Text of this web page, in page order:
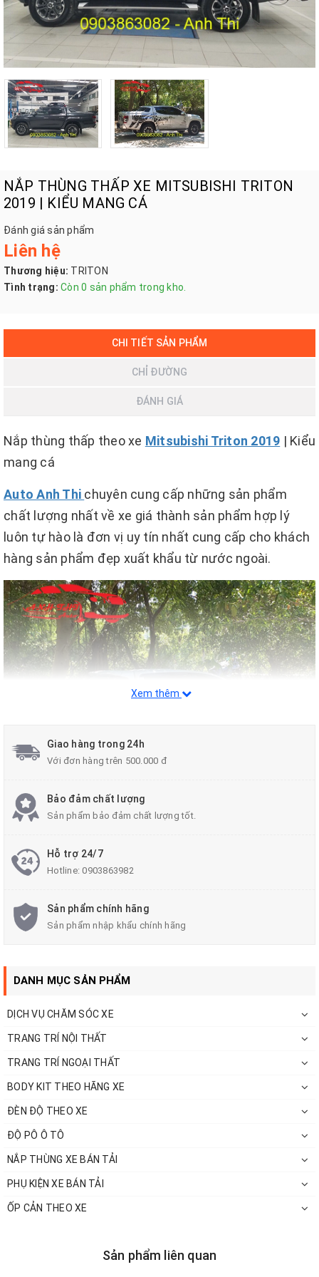
NẮP THÙNG THẤP XE MITSUBISHI TRITON
2019 | KIỂU MANG CÁ
Đánh giá sản phẩm
Liên hệ
Thương hiệu: TRITON
Tình trạng: Còn 0 sản phẩm trong kho.
CHI TIẾT SẢN PHẨM
CHỈ ĐƯỜNG
ĐÁNH GIÁ
Nắp thùng thấp theo xe Mitsubishi Triton 2019 | Kiểu
mang cá
Auto Anh Thi chuyên cung cấp những sản phẩm
chất lượng nhất về xe giá thành sản phẩm hợp lý
luôn tự hào là đơn vị uy tín nhất cung cấp cho khách
hàng sản phẩm đẹp xuất khẩu từ nước ngoài.
phong cách mạnh mẽ của mình, luôn là sự lựa chọn độc đáo và
khác biệt của mọi khách hàng khi đến với Auto Anh Thi.
------
Dán film cách nhiệt
Phủ gầm bảo vệ xe
Xem thêm
Giao hàng trong 24h
Với đơn hàng trên 500.000 đ
Bảo đảm chất lượng
Sản phẩm bảo đảm chất lượng tốt.
Hỗ trợ 24/7
Hotline:0903863982
Sản phẩm chính hãng
Sản phẩm nhập khẩu chính hãng
DANH MỤC SẢN PHẨM
DỊCH VỤ CHĂM SÓC XE
TRANG TRÍ NỘI THẤT
TRANG TRÍ NGOẠI THẤT
BODY KIT THEO HÃNG XE
ĐÈN ĐỘ THEO XE
ĐỘ PÔ Ô TÔ
NẮP THÙNG XE BÁN TẢI
PHỤ KIỆN XE BÁN TẢI
ỐP CẢN THEO XE
Sản phẩm liên quan